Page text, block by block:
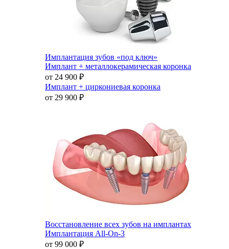
Имплантация зубов «под ключ»
Имплант + металлокерамическая коронка
от 24 900 ₽
Имплант + циркониевая коронка
от 29 900 ₽
Восстановление всех зубов на имплантах
Имплантация All-On-3
от 99 000 ₽